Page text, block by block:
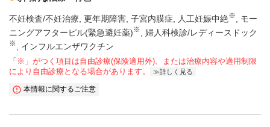
不妊検査/不妊治療 更年期障害 子宮内膜症 人工妊娠中絶※
モー
ニングアフターピル(緊急避妊薬)※ 婦人科検診/レディースドック
※ インフルエンザワクチン
「※」がつく項目は自由診療(保険適用外)、または治療内容や適用制限
により自由診療となる場合があります。
詳しく見る
本情報に関するご注意